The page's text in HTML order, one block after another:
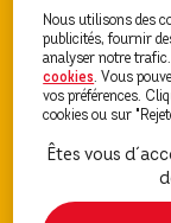
Découvrez
Nourriture
Conseils
Nous utilisons des
publicités, fournir
analyser notre
cookies(opens in a
. Vous
vos préférences.
cookies ou sur